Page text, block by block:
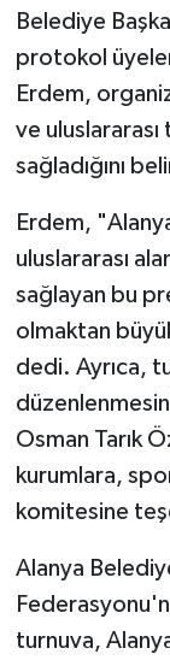
Belediye
protokol
Erdem,
ve uluslararası
sağladığını
Erdem,
uluslararası
sağlayan bu
olmaktan
dedi. Ayrıca,
Osman Tarık
kurumlara,
komitesine
Alanya
turnuva,